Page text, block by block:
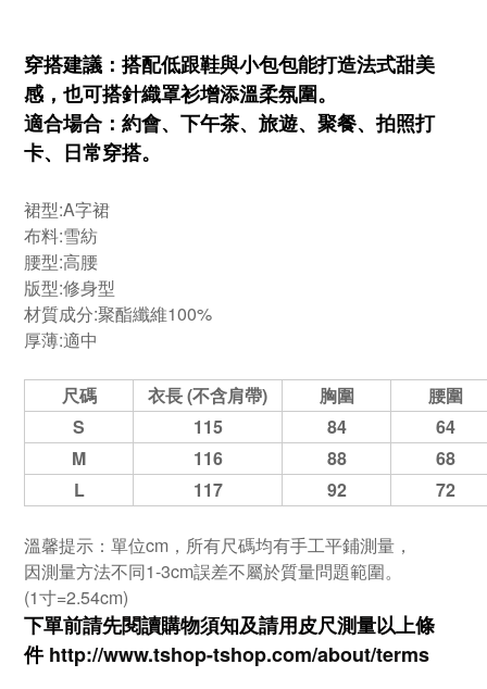
穿搭建議：搭配低跟鞋與小包包能打造法式甜美
感，也可搭針織罩衫增添溫柔氛圍。
適合場合：約會、下午茶、旅遊、聚餐、拍照打
卡、日常穿搭。
裙型:A字裙
布料:雪紡
腰型:高腰
版型:修身型
材質成分:聚酯纖維100%
厚薄:適中
尺碼 衣長 (不含肩帶) 胸圍
腰圍
S
115 84
64
M
116 88
68
L
117 92 72
溫馨提示：單位cm，所有尺碼均有手工平鋪測量，
因測量方法不同1-3cm誤差不屬於質量問題範圍。
(1寸=2.54cm)
下單前請先閱讀購物須知及請用皮尺測量以上條
件 http://www.tshop-tshop.com/about/terms